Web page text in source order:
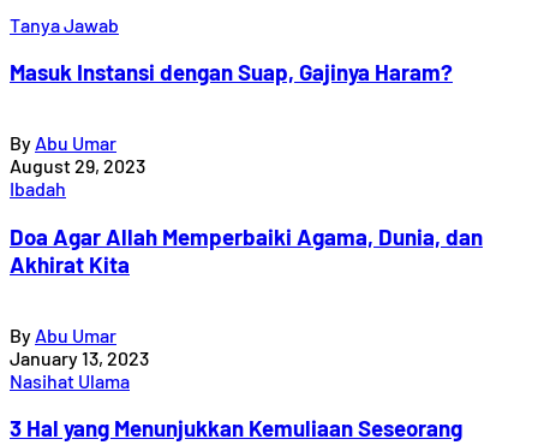
Tanya Jawab
Masuk Instansi dengan Suap, Gajinya Haram?
By Abu Umar
August 29, 2023
Ibadah
Doa Agar Allah Memperbaiki Agama, Dunia, dan
Akhirat Kita
By Abu Umar
January 13, 2023
Nasihat Ulama
3 Hal yang Menunjukkan Kemuliaan Seseorang